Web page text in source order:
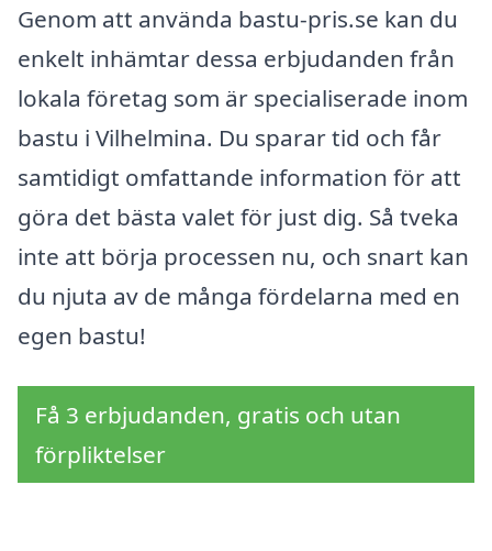
Genom att använda bastu-pris.se kan du
enkelt inhämtar dessa erbjudanden från
lokala företag som är specialiserade inom
bastu i Vilhelmina. Du sparar tid och får
samtidigt omfattande information för att
göra det bästa valet för just dig. Så tveka
inte att börja processen nu, och snart kan
du njuta av de många fördelarna med en
egen bastu!
Få 3 erbjudanden, gratis och utan
förpliktelser